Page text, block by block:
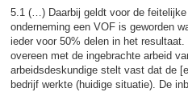
5.1 (…) Daarbij geldt voor de
onderneming een VOF is geworden
ieder voor 50% delen in het
overeen met de ingebrachte arbeid
arbeidsdeskundige stelt vast dat de
bedrijf werkte (huidige situatie). De